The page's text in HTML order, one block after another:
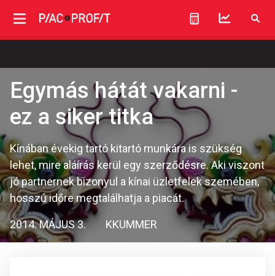
Egymás hátát vakarni -
ez a siker titka
Kínában évekig tartó kitartó munkára is szükség
lehet, mire aláírás kerül egy szerződésre. Aki viszont
jó partnernek bizonyul a kínai üzletfelek szemében,
hosszú időre megtalálhatja a piacát.
2014. MÁJUS 3. KKUMMER